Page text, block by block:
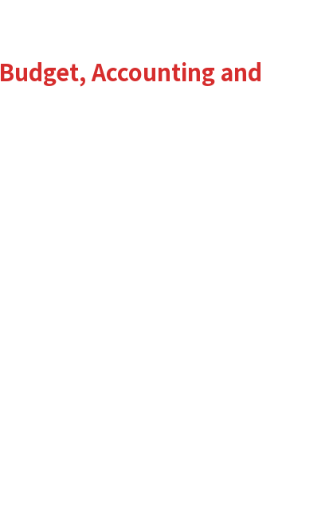
Budget, Accounting and